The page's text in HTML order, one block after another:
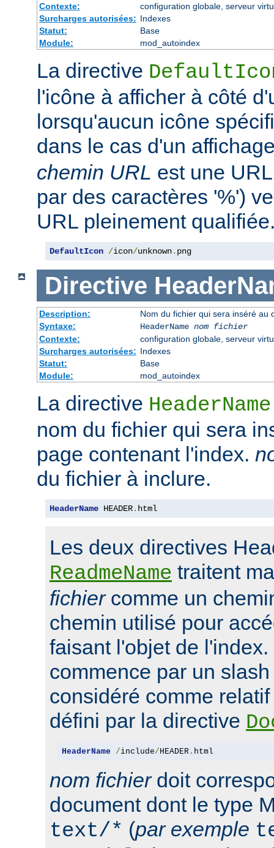
Contexte:
configuration globale, serveur
Surcharges autorisées: Indexes
Statut:
Base
Module:
mod_autoindex
La directive
l'icône à afficher à côté
lorsqu'aucun icône
dans le cas d'un
chemin URL est une
par des caractères '%')
URL pleinement
DefaultIcon /icon/unknown. png
Directive
Description:
Nom du fichier qui sera inséré au
Syntaxe:
HeaderName nom fichier
Contexte:
configuration globale, serveur
Surcharges autorisées: Indexes
Statut:
Base
Module:
mod_autoindex
La directive HeaderName
nom du fichier qui sera
page contenant l'index.
du fichier à inclure.
HeaderName HEADER. html
Les deux directives
ReadmeName traitent
fichiercomme un
chemin utilisé pour
faisant l'objet de
commence par un
considéré comme
défini par la directive
HeaderName /include/ HEADER. html
nom fichierdoit
document dont le type
text/* (par exemple